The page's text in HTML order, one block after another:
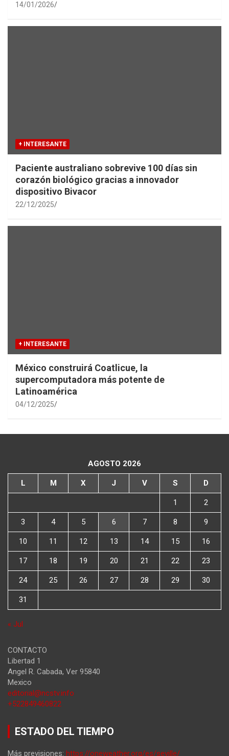
14/01/2026
+ INTERESANTE
Paciente australiano sobrevive 100 días sin
corazón biológico gracias a innovador
dispositivo Bivacor
22/12/2025
+ INTERESANTE
México construirá Coatlicue, la
supercomputadora más potente de
Latinoamérica
04/12/2025
AGOSTO 2026
L M X J V S D
1 2
3 4 5 6 7 8 9
10 11 12 13 14 15 16
17 18 19 20 21 22 23
24 25 26 27 28 29 30
31
« Jul
CONTACTO
Libertad 1
Angel R. Cabada, Ver 95840
Mexico
editorial@ncstv.info
+522849460822
ESTADO DEL TIEMPO
Más previsiones: https://oneweather.org/es/seville/